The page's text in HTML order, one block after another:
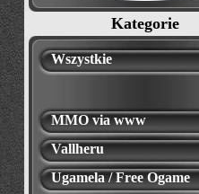
Kategorie
Wszystkie
MMO via www
Vallheru
Ugamela / Free Ogame